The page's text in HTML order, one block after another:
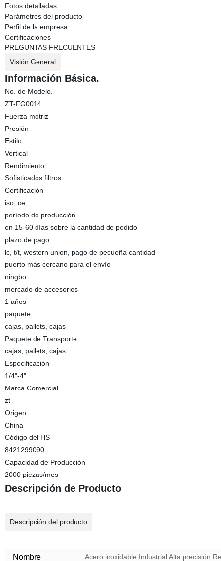
Fotos detalladas
Parámetros del producto
Perfil de la empresa
Certificaciones
PREGUNTAS FRECUENTES
Visión General
Información Básica.
No. de Modelo.
ZT-FG0014
Fuerza motriz
Presión
Estilo
Vertical
Rendimiento
Sofisticados filtros
Certificación
iso, ce
período de producción
en 15-60 días sobre la cantidad de pedido
plazo de pago
lc, t/t, western union, pago de pequeña cantidad
puerto más cercano para el envío
ningbo
mercado de accesorios
1 años
paquete
cajas, pallets, cajas
Paquete de Transporte
cajas, pallets, cajas
Especificación
1/4"-4"
Marca Comercial
zt
Origen
China
Código del HS
8421299090
Capacidad de Producción
2000 piezas/mes
Descripción de Producto
Descripción del producto
Nombre Acero inoxidable Industrial Alta precisión